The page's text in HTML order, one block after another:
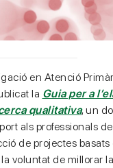
en Atenció
la Guia per a
qualitativa, un
als professionals
de projectes
voluntat de millorar